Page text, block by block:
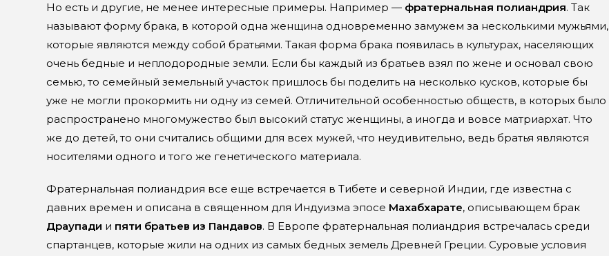
Но есть и другие, не менее интересные примеры. Например — фратернальная полиандрия. Так
называют форму брака, в которой одна женщина одновременно замужем за несколькими мужьями,
которые являются между собой братьями. Такая форма брака появилась в культурах, населяющих
очень бедные и неплодородные земли. Если бы каждый из братьев взял по жене и основал свою
семью, то семейный земельный участок пришлось бы поделить на несколько кусков, которые бы
уже не могли прокормить ни одну из семей. Отличительной особенностью обществ, в которых было
распространено многомужество был высокий статус женщины, а иногда и вовсе матриархат. Что
же до детей, то они считались общими для всех мужей, что неудивительно, ведь братья являются
носителями одного и того же генетического материала.
Фратернальная полиандрия все еще встречается в Тибете и северной Индии, где известна с
давних времен и описана в священном для Индуизма эпосе Махабхарате, описывающем брак
Драупади и пяти братьев из Пандавов. В Европе фратернальная полиандрия встречалась среди
спартанцев, которые жили на одних из самых бедных земель Древней Греции. Суровые условия